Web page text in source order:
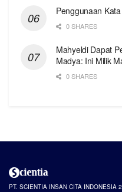
Penggunaan
0 SHARES
Mahyeldi Dapat
Madya: Ini Milik
0 SHARES
PT. SCIENTIA INSAN CITA INDONESIA